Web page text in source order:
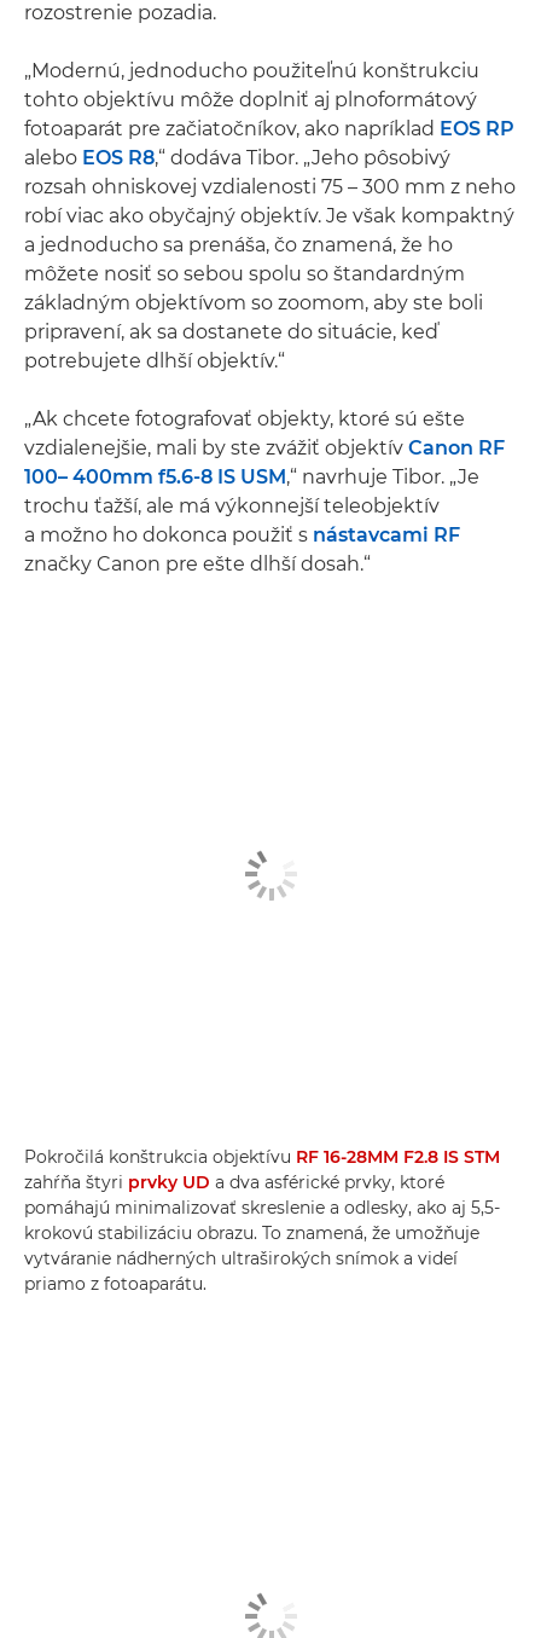
rozostrenie pozadia.
„Modernú, jednoducho použiteľnú konštrukciu
tohto objektívu môže doplniť aj plnoformátový
fotoaparát pre začiatočníkov, ako napríklad EOS RP
alebo EOS R8,“ dodáva Tibor. „Jeho pôsobivý
rozsah ohniskovej vzdialenosti 75 – 300 mm z neho
robí viac ako obyčajný objektív. Je však kompaktný
a jednoducho sa prenáša, čo znamená, že ho
môžete nosiť so sebou spolu so štandardným
základným objektívom so zoomom, aby ste boli
pripravení, ak sa dostanete do situácie, keď
potrebujete dlhší objektív.“
„Ak chcete fotografovať objekty, ktoré sú ešte
vzdialenejšie, mali by ste zvážiť objektív Canon RF
100– 400mm f5.6-8 IS USM,“ navrhuje Tibor. „Je
trochu ťažší, ale má výkonnejší teleobjektív
a možno ho dokonca použiť s nástavcami RF
značky Canon pre ešte dlhší dosah.“
Pokročilá konštrukcia objektívu RF 16-28MM F2.8 IS STM
zahŕňa štyri prvky UD a dva asférické prvky, ktoré
pomáhajú minimalizovať skreslenie a odlesky, ako aj 5,5-
krokovú stabilizáciu obrazu. To znamená, že umožňuje
vytváranie nádherných ultraširokých snímok a videí
priamo z fotoaparátu.